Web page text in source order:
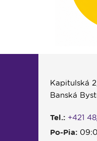
Kapitulská
Banská
Tel.: +421
Po-Pia: